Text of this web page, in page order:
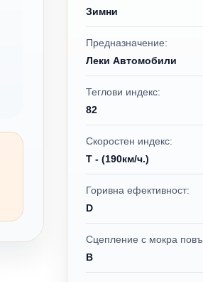
Зимни
Предназначение:
Леки Автомобили
Теглови индекс:
82
Скоростен индекс:
T - (190км/ч.)
Горивна ефективност:
D
Сцепление с мокра
B